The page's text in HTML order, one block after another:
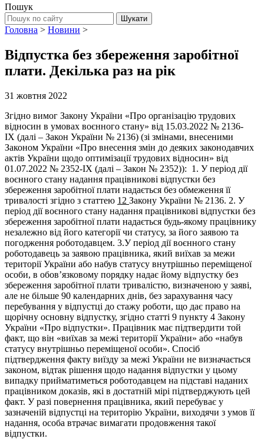
Пошук
Головна > Новини >
Відпустка без збереження заробітної
плати. Декілька раз на рік
31 жовтня 2022
Згідно вимог Закону України «Про організацію трудових
відносин в умовах воєнного стану» від 15.03.2022 № 2136-
IX (далі – Закон України № 2136) (зі змінами, внесеними
Законом України «Про внесення змін до деяких законодавчих
актів України щодо оптимізації трудових відносин» від
01.07.2022 № 2352-IX (далі – Закон № 2352)): 1. У період дії
воєнного стану надання працівникові відпустки без
збереження заробітної плати надається без обмеження її
тривалості згідно з статтею 12 Закону України № 2136. 2. У
період дії воєнного стану надання працівникові відпустки без
збереження заробітної плати надається будь-якому працівнику
незалежно від його категорії чи статусу, за його заявою та
погодження роботодавцем. 3.У період дії воєнного стану
роботодавець за заявою працівника, який виїхав за межи
території України або набув статусу внутрішньо переміщеної
особи, в обов’язковому порядку надає йому відпустку без
збереження заробітної плати тривалістю, визначеною у заяві,
але не більше 90 календарних днів, без зарахування часу
перебування у відпустці до стажу роботи, що дає право на
щорічну основну відпустку, згідно статті 9 пункту 4 Закону
України «Про відпустки». Працівник має підтвердити той
факт, що він «виїхав за межі території України» або «набув
статусу внутрішньо переміщеної особи». Спосіб
підтвердження факту виїзду за межі України не визначається
законом, відтак рішення щодо надання відпустки у цьому
випадку прийматиметься роботодавцем на підставі наданих
працівником доказів, які в достатній мірі підтверджують цей
факт. У разі повернення працівника, який перебуває у
зазначеній відпустці на територію України, виходячи з умов її
надання, особа втрачає вимагати продовження такої
відпустки.